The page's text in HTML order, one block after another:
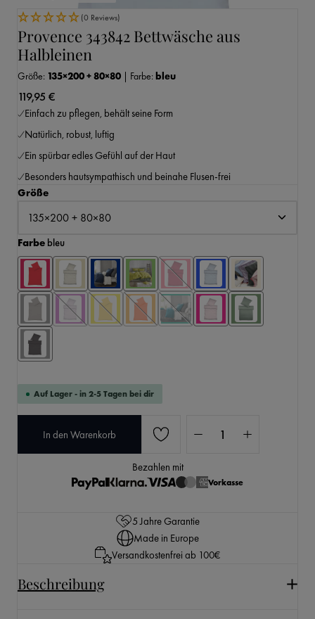
(0 Reviews)
Provence 343842 Bettwäsche aus
Halbleinen
Größe: 135×200 + 80×80 | Farbe: bleu
119,95 €
Einfach zu pflegen, behält seine Form
Natürlich, robust, luftig
Ein spürbar edles Gefühl auf der Haut
Besonders hautsympathisch und beinahe Flusen-frei
Größeauswählen
Farbeauswählen
bleu
Auf Lager - in 2-5 Tagen bei dir
In den Warenkorb
Bezahlen mit
Vorkasse
5 Jahre Garantie
Made in Europe
Versandkostenfrei ab 100€
Beschreibung